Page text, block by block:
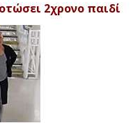
2χρονο παιδί